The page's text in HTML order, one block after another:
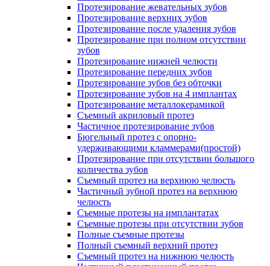
Протезирование жевательных зубов
Протезирование верхних зубов
Протезирование после удаления зубов
Протезирование при полном отсутствии
зубов
Протезирование нижней челюсти
Протезирование передних зубов
Протезирование зубов без обточки
Протезирование зубов на 4 имплантах
Протезирование металлокерамикой
Съемный акриловый протез
Частичное протезирование зубов
Бюгельный протез с опорно-
удерживающими кламмерами(простой)
Протезирование при отсутствии большого
количества зубов
Съемный протез на верхнюю челюсть
Частичный зубной протез на верхнюю
челюсть
Съемные протезы на имплантатах
Съемные протезы при отсутствии зубов
Полные съемные протезы
Полный съемный верхний протез
Съемный протез на нижнюю челюсть